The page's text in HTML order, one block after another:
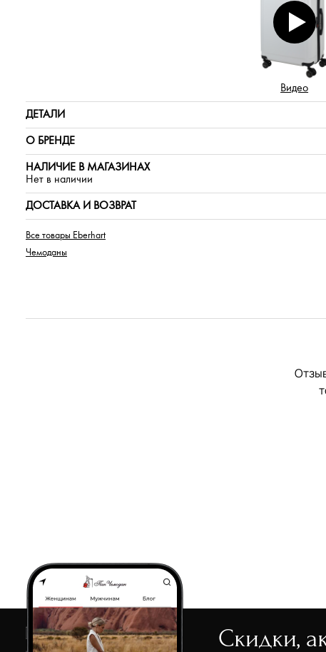
Видео
ДЕТАЛИ
О БРЕНДЕ
НАЛИЧИЕ В МАГАЗИНАХ
Нет в наличии
ДОСТАВКА И ВОЗВРАТ
Все товары Eberhart
Чемоданы
Скидки,